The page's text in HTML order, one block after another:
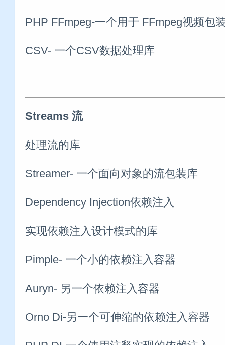
PHP FFmpeg-一个用于 FFmpeg视频包
CSV- 一个CSV数据处理库
Streams 流
处理流的库
Streamer- 一个面向对象的流包装库
Dependency Injection依赖注入
实现依赖注入设计模式的库
Pimple- 一个小的依赖注入容器
Auryn- 另一个依赖注入容器
Orno Di-另一个可伸缩的依赖注入容器